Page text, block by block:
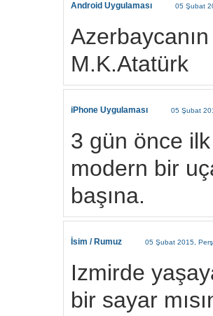
Android Uygulaması 05 Şubat
M.K.Atatürk
iPhone Uygulaması 05 Şubat
3 gün önce
modern bir
başına.
İsim / Rumuz 05 Şubat 2015,
Izmirde
bir sayar